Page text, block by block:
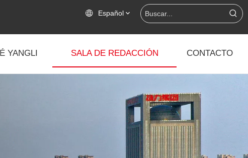
Español
YANGLI SALA DE REDACCIÓN CONTACTO